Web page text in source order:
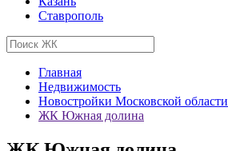
Ставрополь
Главная
Недвижимость
Новостройки Московской области
ЖК Южная долина